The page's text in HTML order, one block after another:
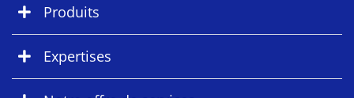
Produits
Expertises